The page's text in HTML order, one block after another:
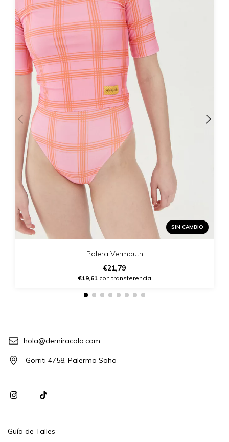
SIN CAMBIO
Polera Vermouth
€21,79
€19,61 con transferencia
hola@demiracolo.com
Gorriti 4758, Palermo Soho
Guía de Talles